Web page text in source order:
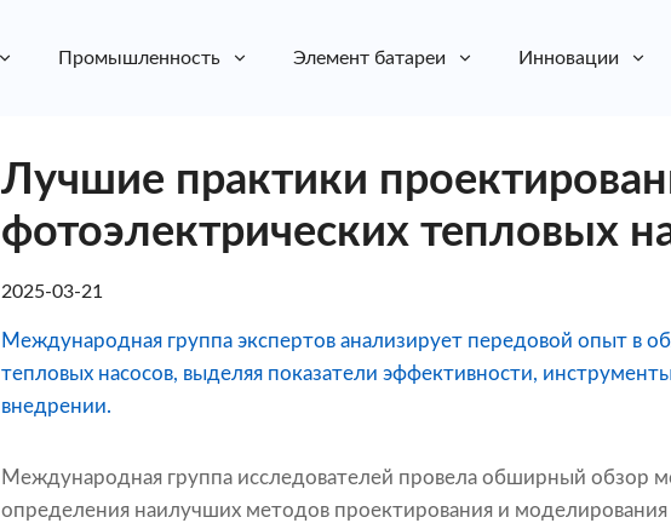
Промышленность Элемент батареи Инновации
Лучшие практики
фотоэлектрических тепловых
2025-03-21
Международная группа экспертов анализирует передовой опыт в
тепловых насосов, выделяя показатели эффективности,
внедрении.
Международная группа исследователей провела обширный обзор
определения наилучших методов проектирования и моделирования